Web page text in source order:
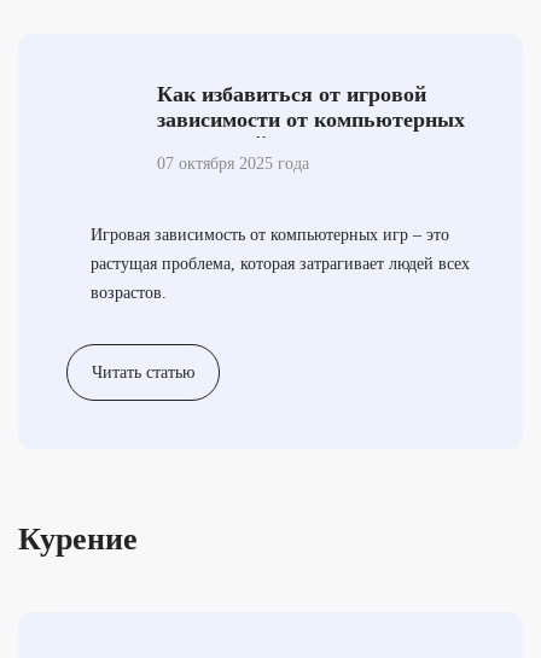
Как избавиться от игровой
зависимости от компьютерных
игр у детей и взрослых
07 октября 2025 года
Игровая зависимость от компьютерных игр – это
растущая проблема, которая затрагивает людей всех
возрастов.
Читать статью
Курение